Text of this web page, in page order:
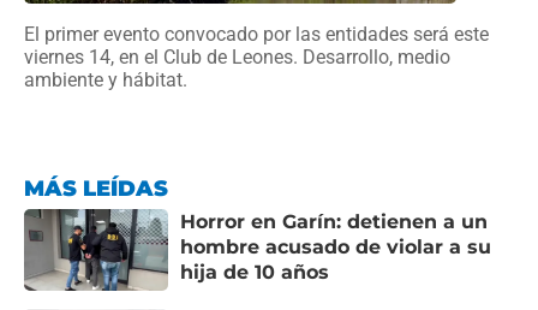
El primer evento convocado por las entidades será este
viernes 14, en el Club de Leones. Desarrollo, medio
ambiente y hábitat.
MÁS LEÍDAS
Horror en Garín: detienen a un
hombre acusado de violar a su
hija de 10 años